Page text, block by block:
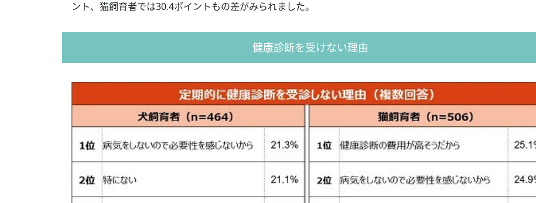
ント、猫飼育者では30.4ポイントもの差がみられました。
健康診断を受けない理由